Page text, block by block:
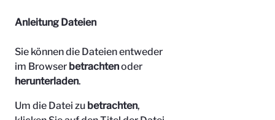
Anleitung Dateien
Sie können die Dateien entweder
im Browser betrachtenoder
herunterladen.
Um die Datei zu betrachten,